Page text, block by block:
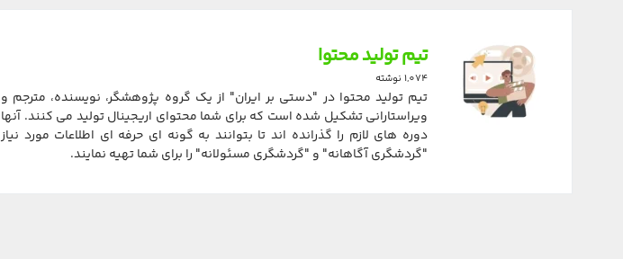
تیم تولید محتوا
1,074 نوشته
تیم تولید محتوا در "دستی بر ایران" از یک گروه پژوهشگر، نویسنده، مترجم و
ویراستارانی تشکیل شده است که برای شما محتوای اریجینال تولید می کنند. آنها
دوره های لازم را گذرانده اند تا بتوانند به گونه ای حرفه ای اطلاعات مورد نیاز
"گردشگری آگاهانه" و "گردشگری مسئولانه" را برای شما تهیه نمایند.